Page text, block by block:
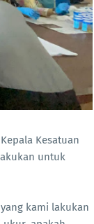
Kesatuan
untuk
kami lakukan